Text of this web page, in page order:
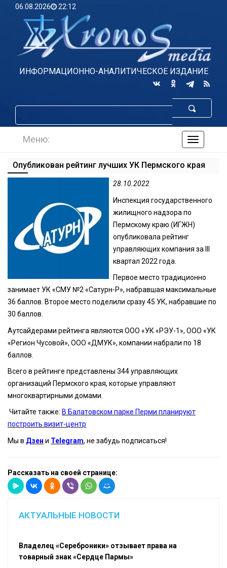
06.08.2026 22:12
ИНФОРМАЦИОННО-АНАЛИТИЧЕСКОЕ ИЗДАНИЕ
по
Меню:
Опубликован рейтинг лучших УК Пермского края
28.10.2022
Инспекция государственного
жилищного надзора по
Пермскому краю (ИГЖН)
опубликовала рейтинг
управляющих компания за III
квартал 2022 года.
Первое место традиционно
занимает УК «СМУ №2 «Сатурн-Р», набравшая максимальные
36 баллов. Второе место поделили сразу 45 УК, набравшие по
30 баллов.
Аутсайдерами рейтинга являются ООО «УК «РЭУ-1», ООО «УК
«Регион Чусовой», ООО «ДМУК», компании набрали по 18
баллов.
Всего в рейтинге представлены 344 управляющих
организаций Пермского края, которые управляют
многоквартирными домами.
Читайте также: В Балатовском парке Перми планируют
построить визит-центр
Мы в Дзен и Telegram, не забудь подписаться!
Рассказать на своей странице:
АКТУАЛЬНЫЕ НОВОСТИ
Владелец «Сереброники» отзывает права на
товарный знак «Сердце Пармы»